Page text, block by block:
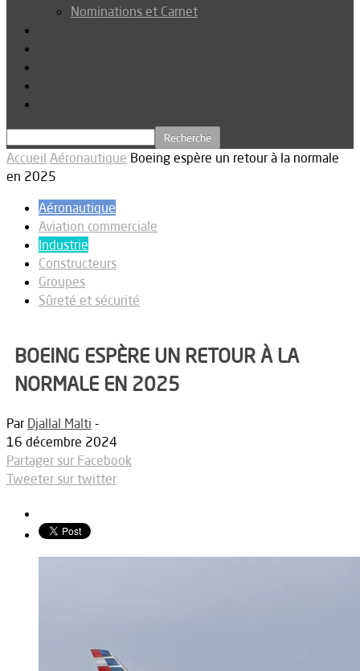
Nominations et Carnet
Accueil Aéronautique Boeing espère un retour à la normale
en 2025
Aéronautique
Aviation commerciale
Industrie
Constructeurs
Groupes
Sûreté et sécurité
BOEING ESPÈRE UN RETOUR À LA
NORMALE EN 2025
Par Djallal Malti -
16 décembre 2024
Partager sur Facebook
Tweeter sur twitter